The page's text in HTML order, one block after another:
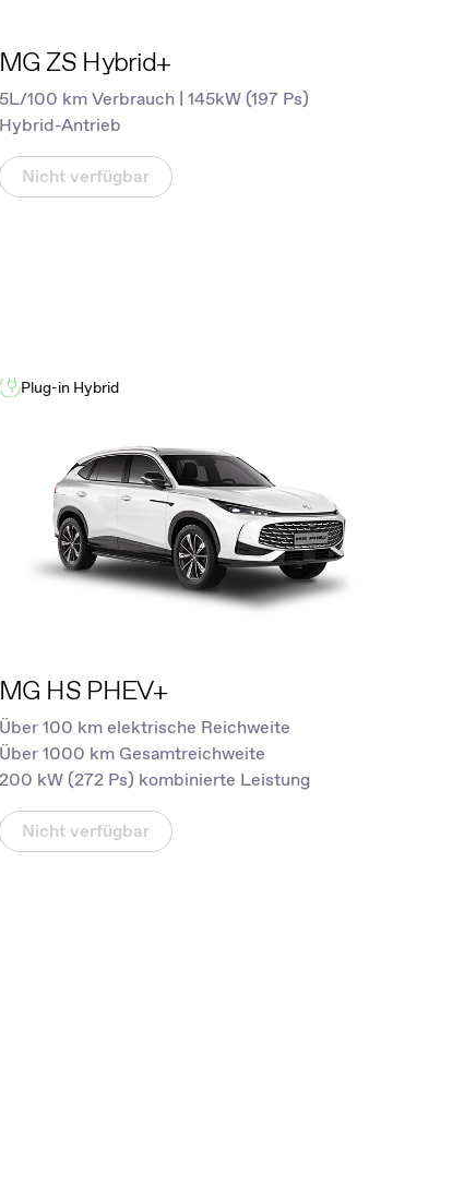
MG ZS Hybrid+
5L/100 km Verbrauch | 145kW (197 Ps)
Hybrid-Antrieb
Nicht verfügbar
Plug-in Hybrid
MG HS PHEV+
Über 100 km elektrische Reichweite
Über 1000 km Gesamtreichweite
200 kW (272 Ps) kombinierte Leistung
Nicht verfügbar